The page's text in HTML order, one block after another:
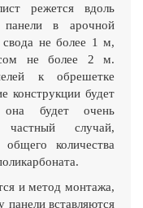
режется вдоль
в арочной
свода не более 1 м,
не более 2 м.
к обрешетке
конструкции будет
она будет очень
случай,
количества
и метод монтажа,
панели вставляются